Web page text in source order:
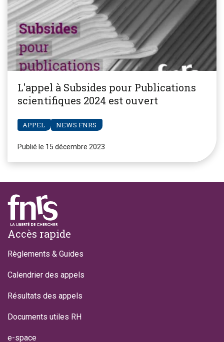
L'appel à Subsides pour Publications
scientifiques 2024 est ouvert
APPEL NEWS FNRS
Publié le 15 décembre 2023
Footer
Accès rapide
Règlements & Guides
Calendrier des appels
Résultats des appels
Documents utiles RH
e-space